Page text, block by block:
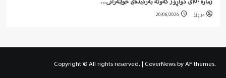
دواڕۆژ 20/06/2026
Copyright © All rights reserved.|CoverNewsby AF themes.